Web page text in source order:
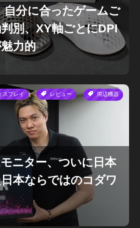
分に合ったゲームご
別、XY軸ごとにDPI
力的
スプレイ レビュー 周辺機器
ニター、ついに日本
本ならではのコダワ